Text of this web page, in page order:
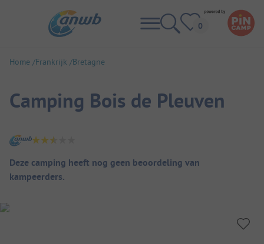
Home Frankrijk Bretagne
Camping Bois de Pleuven
Camping overzicht
Deze camping heeft nog geen beoordeling van
kampeerders.